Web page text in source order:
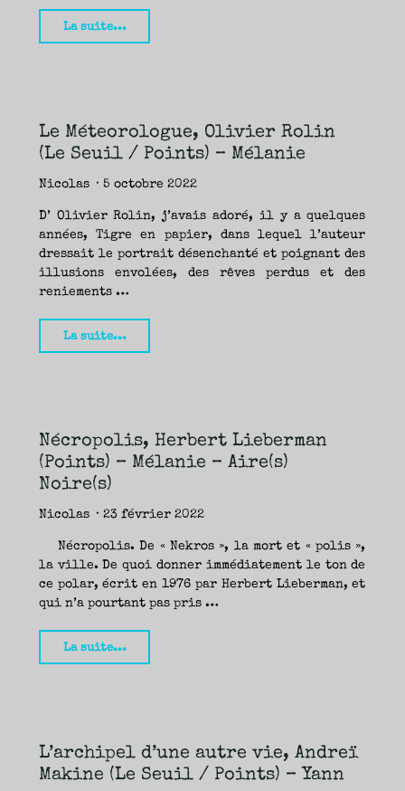
La suite...
parfait,
/
Points)
–
Le Méteorologue, Olivier Rolin
(Le Seuil / Points) – Mélanie
Nicolas 5 octobre 2022
D’ Olivier Rolin, j’avais adoré, il y a quelques
années, Tigre en papier, dans lequel l’auteur
dressait le portrait désenchanté et poignant des
illusions envolées, des rêves perdus et des
reniements …
La suite...
Méteorologue,
Seuil
/
–
Nécropolis, Herbert Lieberman
(Points) – Mélanie – Aire(s)
Noire(s)
Nicolas 23 février 2022
Nécropolis. De « Nekros », la mort et « polis »,
la ville. De quoi donner immédiatement le ton de
ce polar, écrit en 1976 par Herbert Lieberman, et
qui n’a pourtant pas pris …
La suite...
Herbert
Mélanie
–
L’archipel d’une autre vie, Andreï
Makine (Le Seuil / Points) – Yann